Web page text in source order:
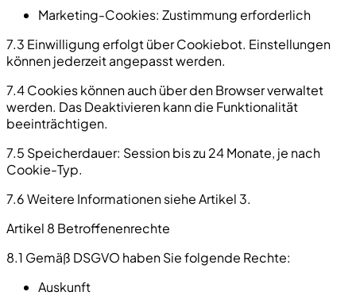
Marketing-Cookies: Zustimmung erforderlich
7.3 Einwilligung erfolgt über Cookiebot. Einstellungen
können jederzeit angepasst werden.
7.4 Cookies können auch über den Browser verwaltet
werden. Das Deaktivieren kann die Funktionalität
beeinträchtigen.
7.5 Speicherdauer: Session bis zu 24 Monate, je nach
Cookie-Typ.
7.6 Weitere Informationen siehe Artikel 3.
Artikel 8 Betroffenenrechte
8.1 Gemäß DSGVO haben Sie folgende Rechte:
Auskunft